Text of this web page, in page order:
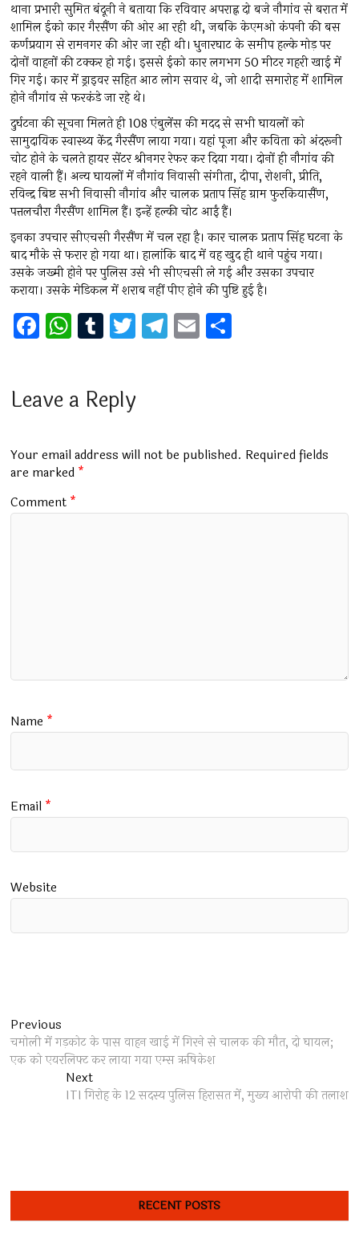
थाना प्रभारी सुमित बंदूनी ने बताया कि रविवार अपराह्न दो बजे नौगांव से बरात में
शामिल ईको कार गैरसैंण की ओर आ रही थी, जबकि केएमओ कंपनी की बस
कर्णप्रयाग से रामनगर की ओर जा रही थी। धुनारघाट के समीप हल्के मोड़ पर
दोनों वाहनों की टक्कर हो गई। इससे ईको कार लगभग 50 मीटर गहरी खाई में
गिर गई। कार में ड्राइवर सहित आठ लोग सवार थे, जो शादी समारोह में शामिल
होने नौगांव से फरकंडे जा रहे थे।
दुर्घटना की सूचना मिलते ही 108 एंबुलेंस की मदद से सभी घायलों को
सामुदायिक स्वास्थ्य केंद्र गैरसैंण लाया गया। यहां पूजा और कविता को अंदरूनी
चोट होने के चलते हायर सेंटर श्रीनगर रेफर कर दिया गया। दोनों ही नौगांव की
रहने वाली हैं। अन्य घायलों में नौगांव निवासी संगीता, दीपा, रोशनी, प्रीति,
रविन्द्र बिष्ट सभी निवासी नौगांव और चालक प्रताप सिंह ग्राम फुरकियासैंण,
पत्तलचौरा गैरसैंण शामिल हैं। इन्हें हल्की चोट आईं हैं।
इनका उपचार सीएचसी गैरसैंण में चल रहा है। कार चालक प्रताप सिंह घटना के
बाद मौके से फरार हो गया था। हालांकि बाद में वह खुद ही थाने पहुंच गया।
उसके जख्मी होने पर पुलिस उसे भी सीएचसी ले गई और उसका उपचार
कराया। उसके मेडिकल में शराब नहीं पीए होने की पुष्टि हुई है।
F
a
b
o
k
W
h
s
p
p
T
u
bl
T
wi
er
T
el
m
E
m
Leave a Reply
Your email address will not be published. Required fields
are marked *
Comment *
Name *
Email *
Website
Post
navigation
Previous
post:
चमोली में गड़कोट के पास वाहन खाई में गिरने से चालक की मौत, दो घायल;
एक को एयरलिफ्ट कर लाया गया एम्स ऋषिकेश
NextNext
post:
ITI गिरोह के 12 सदस्य पुलिस हिरासत में, मुख्य आरोपी की तलाश
RECENT POSTS